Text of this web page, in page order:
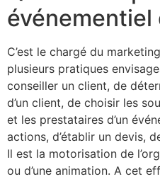
événementiel
C’est le chargé du
plusieurs pratiques
conseiller un client, de
d’un client, de choisir les
et les prestataires d’un
actions, d’établir un devis,
Il est la motorisation de
ou d’une animation. A cet